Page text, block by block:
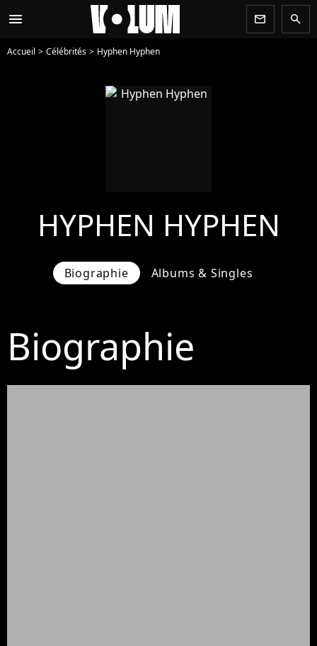
menu newsletter search
Accueil Célébrités Hyphen Hyphen
HYPHEN HYPHEN
Biographie Albums & Singles
Biographie